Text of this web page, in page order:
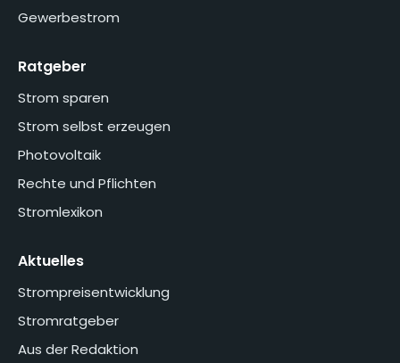
Gewerbestrom
Ratgeber
Strom sparen
Strom selbst erzeugen
Photovoltaik
Rechte und Pflichten
Stromlexikon
Aktuelles
Strompreisentwicklung
Stromratgeber
Aus der Redaktion